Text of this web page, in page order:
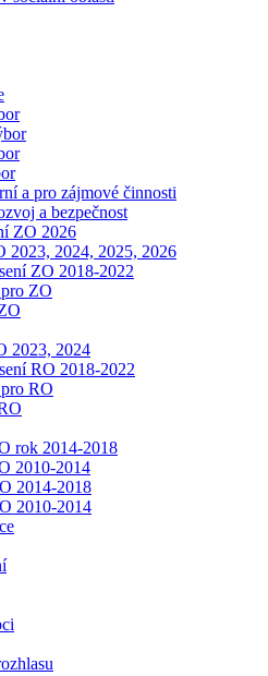
a pro zájmové činnosti
a bezpečnost
ZO 2026
2023, 2024, 2025, 2026
ZO 2018-2022
ZO
2023, 2024
RO 2018-2022
RO
rok 2014-2018
2010-2014
2014-2018
2010-2014